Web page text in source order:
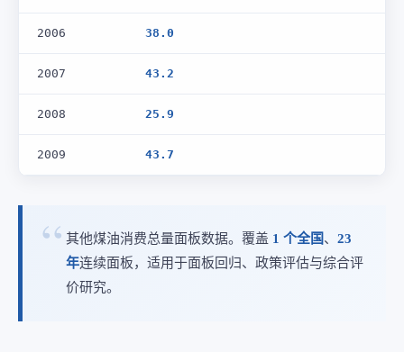
2006 38.0
2007 43.2
2008 25.9
2009 43.7
其他煤油消费总量面板数据。覆盖 1 个全国、 23
年连续面板，适用于面板回归、政策评估与综合评
价研究。